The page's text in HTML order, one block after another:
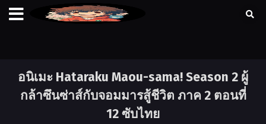
อนิเมะ Hataraku Maou-sama! Season 2 ผู้
กล้าซึนซ่าส์กับจอมมารสู้ชีวิต ภาค 2 ตอนที่
12 ซับไทย